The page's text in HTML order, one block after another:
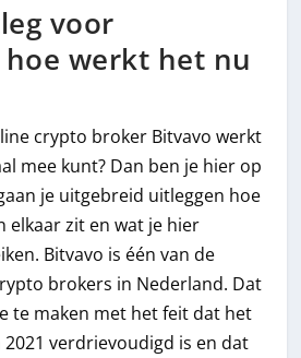
voor
werkt het nu
crypto broker Bitvavo werkt
mee kunt? Dan ben je hier op
je uitgebreid uitleggen hoe
elkaar zit en wat je hier
Bitvavo is één van de
brokers in Nederland. Dat
te maken met het feit dat het
2021 verdrievoudigd is en dat